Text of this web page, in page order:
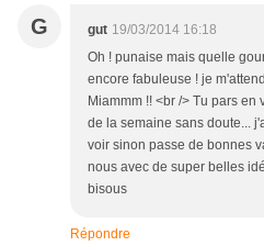
G gut 19/03/2014 16:18
Oh ! punaise mais quelle
encore fabuleuse ! je
Miammm !! <br /> Tu pars
de la semaine sans doute...
voir sinon passe de bonnes
nous avec de super belles
bisous
Répondre